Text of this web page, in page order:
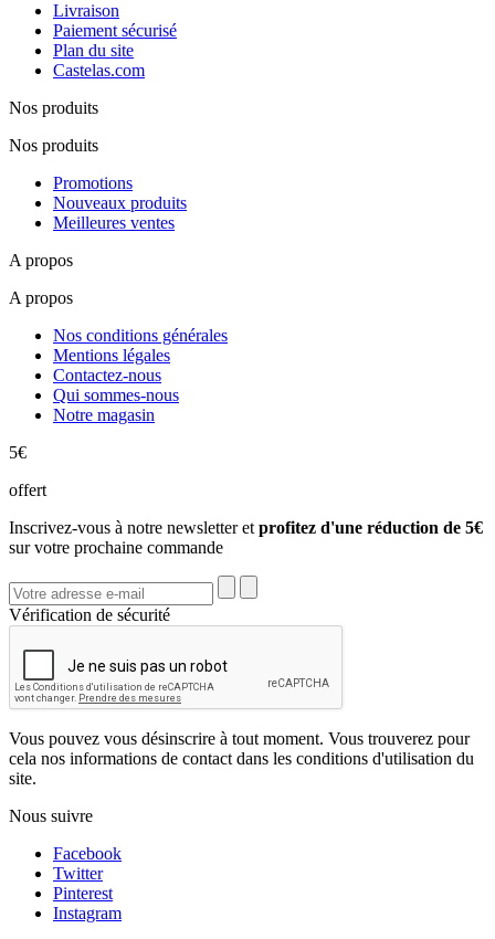
Livraison
Paiement sécurisé
Plan du site
Castelas.com
Nos produits
Nos produits
Promotions
Nouveaux produits
Meilleures ventes
A propos
A propos
Nos conditions générales
Mentions légales
Contactez-nous
Qui sommes-nous
Notre magasin
5€
offert
Inscrivez-vous à notre newsletter et profitez d'une réduction de 5€
sur votre prochaine commande
Vérification de sécurité
Vous pouvez vous désinscrire à tout moment. Vous trouverez pour
cela nos informations de contact dans les conditions d'utilisation du
site.
Nous suivre
Facebook
Twitter
Pinterest
Instagram